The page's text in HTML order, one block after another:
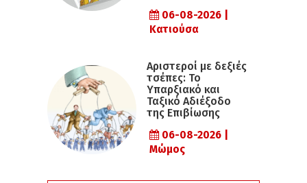
06-08-2026 |
Κατιούσα
Αριστεροί με δεξιές
τσέπες: Το
Υπαρξιακό και
Ταξικό Αδιέξοδο
της Επιβίωσης
06-08-2026 |
Μώμος